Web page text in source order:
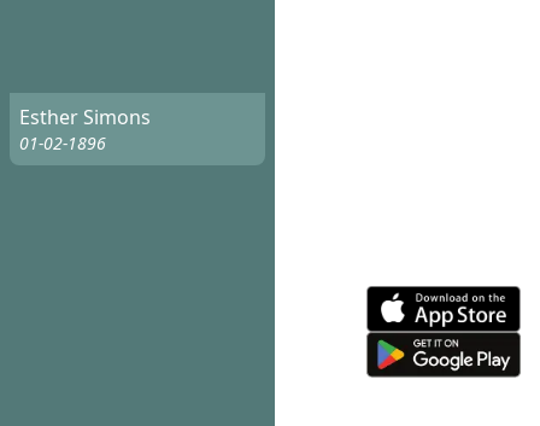
Esther Simons
01-02-1896